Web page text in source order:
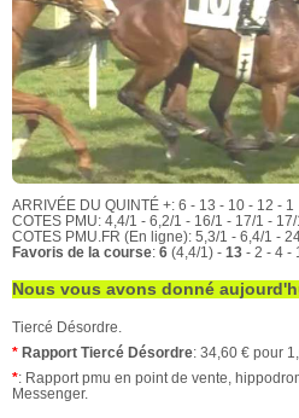
ARRIVÉE DU QUINTÉ +: 6 - 13 - 10 - 12 - 1
COTES PMU: 4,4/1 - 6,2/1 - 16/1 - 17/1 - 17/1
COTES PMU.FR (En ligne): 5,3/1 - 6,4/1 -
Favoris de la course: 6 (4,4/1) - 13 - 2 - 4 -
Nous vous avons donné
Tiercé Désordre.
* Rapport Tiercé Désordre: 34,60 € pour
*: Rapport pmu en point de vente,
Messenger.